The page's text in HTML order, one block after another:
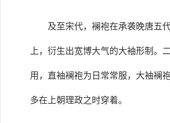
及至宋代，襕袍在承袭晚唐五
上，衍生出宽博大气的大袖形制。
用，直袖襕袍为日常常服，大袖襕
多在上朝理政之时穿着。